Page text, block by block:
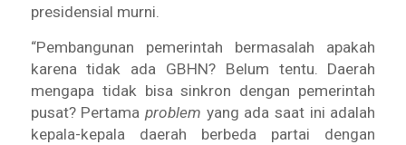
presidensial murni.
“Pembangunan pemerintah bermasalah apakah
karena tidak ada GBHN? Belum tentu. Daerah
mengapa tidak bisa sinkron dengan pemerintah
pusat? Pertama problem yang ada saat ini adalah
kepala-kepala daerah berbeda partai dengan